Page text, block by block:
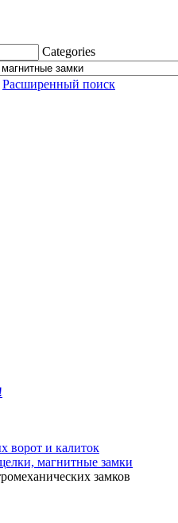
Categories
Расширенный поиск
ворот и калиток
магнитные замки
замков